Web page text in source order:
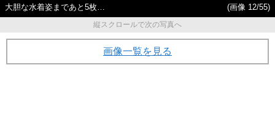
大胆な水着姿まであと5枚…
(画像 12/55)
縦スクロールで次の写真へ
画像一覧を見る